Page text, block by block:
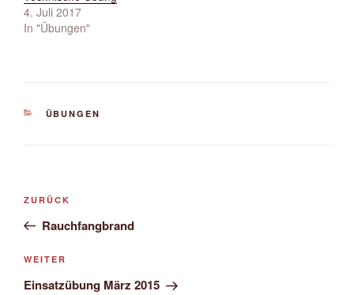
4. Juli 2017
In "Übungen"
KATEGORIEN
ÜBUNGEN
Beitrags-
Vorheriger
Beitrag
ZURÜCK
Rauchfangbrand
Nächster
Beitrag
WEITER
Einsatzübung März 2015